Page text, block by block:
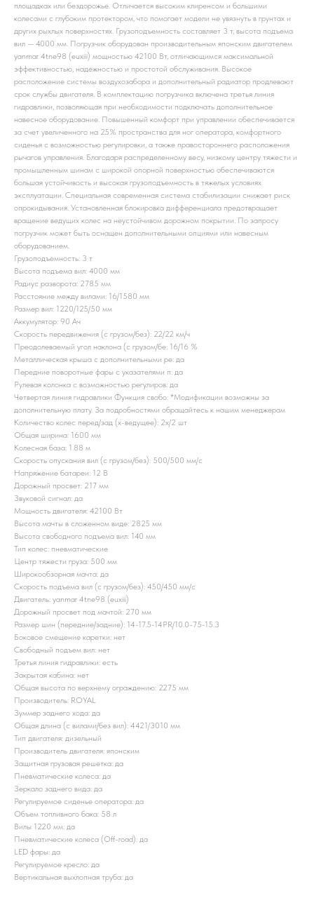
площадках или бездорожье. Отличается высоким клиренсом и большими
колесами с глубоким протектором, что помогает модели не увязнуть в грунтах и
других рыхлых поверхностях. Грузоподъемность составляет 3 т, высота подъема
вил — 4000 мм. Погрузчик оборудован производительным японским двигателем
yanmar 4tne98 (euxiii) мощностью 42100 Вт, отличающимся максимальной
эффективностью, надежностью и простотой обслуживания. Высокое
расположение системы воздухозабора и дополнительный радиатор продлевают
срок службы двигателя. В комплектацию погрузчика включена третья линия
гидравлики, позволяющая при необходимости подключать дополнительное
навесное оборудование. Повышенный комфорт при управлении обеспечивается
за счет увеличенного на 25% пространства для ног оператора, комфортного
сиденья с возможностью регулировки, а также правостороннего расположения
рычагов управления. Благодаря распределенному весу, низкому центру тяжести и
промышленным шинам с широкой опорной поверхностью обеспечиваются
большая устойчивость и высокая грузоподъемность в тяжелых условиях
эксплуатации. Специальная современная система стабилизации снижает риск
опрокидывания. Установленная блокировка дифференциала предотвращает
вращение ведущих колес на неустойчивом дорожном покрытии. По запросу
погрузчик может быть оснащен дополнительными опциями или навесным
оборудованием.
Грузоподъемность: 3 т
Высота подъема вил: 4000 мм
Радиус разворота: 2785 мм
Расстояние между вилами: 16/1580 мм
Размер вил: 1220/125/50 мм
Аккумулятор: 90 Ач
Скорость передвижения (с грузом/без): 22/22 км/ч
Преодолеваемый угол наклона (с грузом/бе: 16/16 %
Металлическая крыша с дополнительными ре: да
Передние поворотные фары с указателями п: да
Рулевая колонка с возможностью регулиров: да
Четвертая линия гидравлики Функция свобо: *Модификации возможны за
дополнительную плату. За подробностями обращайтесь к нашим менеджерам
Количество колес перед/зад (x-ведущее): 2x/2 шт
Общая ширина: 1600 мм
Колесная база: 1.88 м
Скорость опускания вил (с грузом/без): 500/500 мм/с
Напряжение батареи: 12 B
Дорожный просвет: 217 мм
Звуковой сигнал: да
Мощность двигателя: 42100 Вт
Высота мачты в сложенном виде: 2825 мм
Высота свободного подъема вил: 140 мм
Тип колес: пневматические
Центр тяжести груза: 500 мм
Широкообзорная мачта: да
Скорость подъема вил (с грузом/без): 450/450 мм/с
Двигатель: yanmar 4tne98 (euxiii)
Дорожный просвет под мачтой: 270 мм
Размер шин (передние/задние): 14-17.5-14PR/10.0-75-15.3
Боковое смещение каретки: нет
Свободный подъем вил: нет
Третья линия гидравлики: есть
Закрытая кабина: нет
Общая высота по верхнему ограждению: 2275 мм
Производитель: ROYAL
Зуммер заднего хода: да
Общая длина (с вилами/без вил): 4421/3010 мм
Тип двигателя: дизельный
Производитель двигателя: японским
Защитная грузовая решетка: да
Пневматические колеса: да
Зеркало заднего вида: да
Регулируемое сиденье оператора: да
Объем топливного бака: 58 л
Вилы 1220 мм: да
Пневматические колеса (Off-road): да
LED фары: да
Регулируемое кресло: да
Вертикальная выхлопная труба: да